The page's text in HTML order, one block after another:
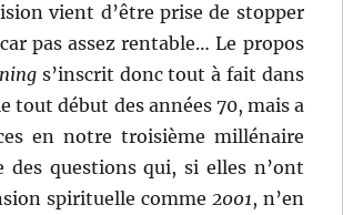
vient d’être prise de stopper
pas assez rentable… Le propos
s’inscrit donc tout à fait dans
tout début des années 70, mais a
en notre troisième millénaire
des questions qui, si elles n’ont
spirituelle comme 2001, n’en